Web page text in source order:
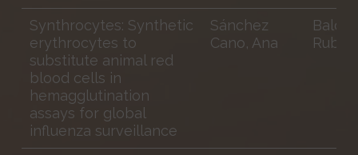
Synthrocytes: Synthetic
erythrocytes to
substitute animal red
blood cells in
hemagglutination
assays for global
influenza surveillance
Sánchez
Cano, Ana